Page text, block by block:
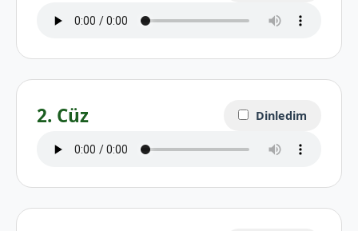
2. Cüz Dinledim